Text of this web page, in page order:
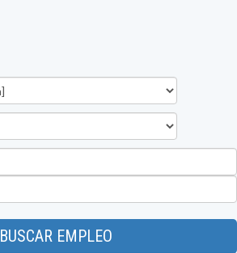
BUSCAR EMPLEO